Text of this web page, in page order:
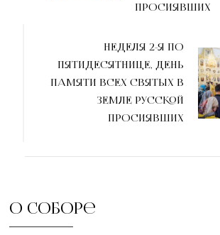
ПРОСИЯВШИХ
НЕДЕЛЯ 2-Я ПО
ПЯТИДЕСЯТНИЦЕ, ДЕНЬ
ПАМЯТИ ВСЕХ СВЯТЫХ В
ЗЕМЛЕ РУССКОЙ
ПРОСИЯВШИХ
О соборе